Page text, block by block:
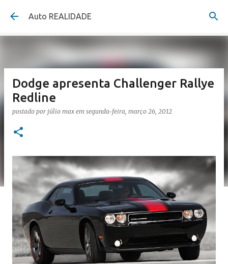
Pular para o conteúdo principal
Auto REALIDADE
Dodge apresenta Challenger Rallye
Redline
postado por júlio max em segunda-feira, março 26, 2012